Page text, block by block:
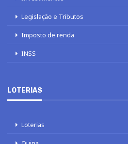
Legislação e Tributos
Imposto de renda
INSS
LOTERIAS
Loterias